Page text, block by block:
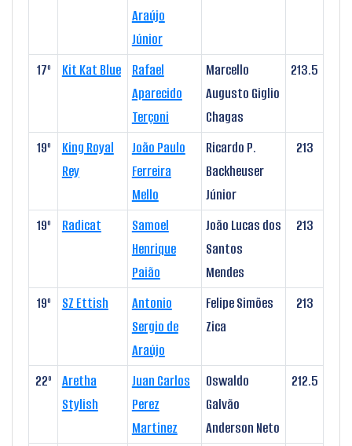
Araújo
Júnior
17º Kit Kat Blue
Rafael
Aparecido
Terçoni
Marcello
Augusto Giglio
Chagas
213.5
19º
King Royal
Rey
João Paulo
Ferreira
Mello
Ricardo P.
Backheuser
Júnior
213
19º Radicat
Samoel
Henrique
Paião
João Lucas dos
Santos
Mendes
213
19º SZ Ettish
Antonio
Sergio de
Araújo
Felipe Simões
Zica
213
22º Aretha
Stylish
Juan Carlos
Perez
Martinez
Oswaldo
Galvão
Anderson Neto
212.5